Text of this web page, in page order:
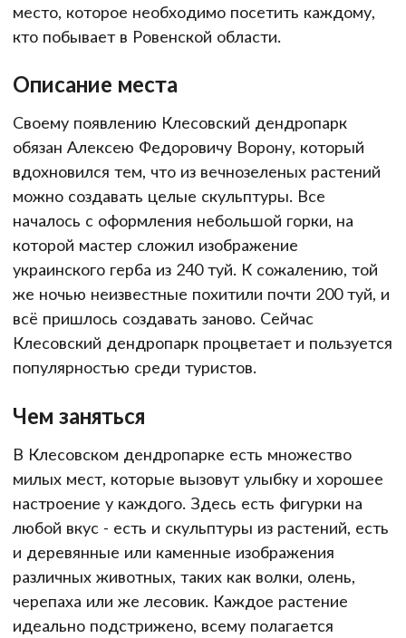
место, которое необходимо посетить каждому,
кто побывает в Ровенской области.
Описание места
Своему появлению Клесовский дендропарк
обязан Алексею Федоровичу Ворону, который
вдохновился тем, что из вечнозеленых растений
можно создавать целые скульптуры. Все
началось с оформления небольшой горки, на
которой мастер сложил изображение
украинского герба из 240 туй. К сожалению, той
же ночью неизвестные похитили почти 200 туй, и
всё пришлось создавать заново. Сейчас
Клесовский дендропарк процветает и пользуется
популярностью среди туристов.
Чем заняться
В Клесовском дендропарке есть множество
милых мест, которые вызовут улыбку и хорошее
настроение у каждого. Здесь есть фигурки на
любой вкус - есть и скульптуры из растений, есть
и деревянные или каменные изображения
различных животных, таких как волки, олень,
черепаха или же лесовик. Каждое растение
идеально подстрижено, всему полагается